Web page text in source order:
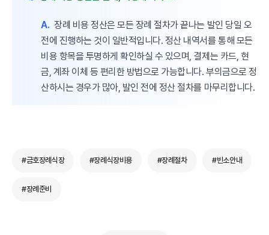
A. 장례 비용 정산은 모든 장례 절차가 끝나는 발인 당일 오
전에 진행하는 것이 일반적입니다. 정산 내역서를 통해 모든
비용 항목을 투명하게 확인하실 수 있으며, 결제는 카드, 현
금, 계좌 이체 등 편리한 방법으로 가능합니다. 부의금으로 정
산하시는 경우가 많아, 발인 전에 정산 절차를 마무리합니다.
#금호장례식장 #장례식장비용 #장례절차 #빈소안내
#장례준비